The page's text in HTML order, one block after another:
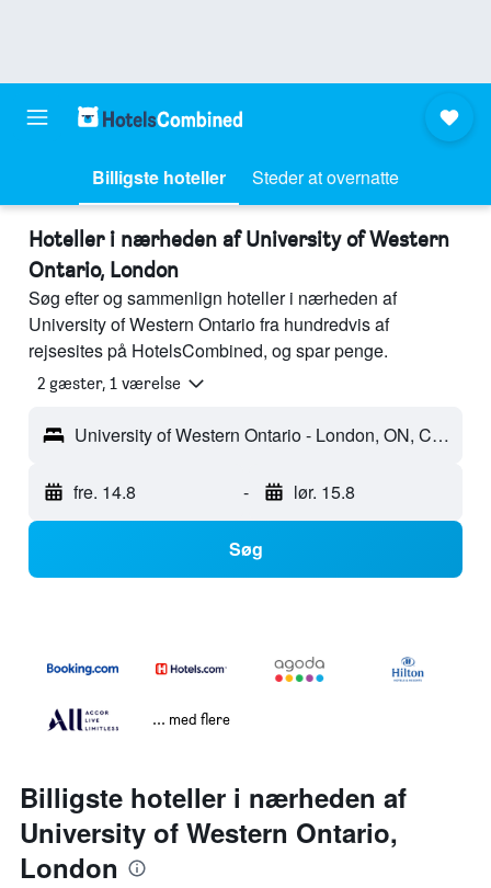
Billigste hoteller Steder at overnatte
Hoteller i nærheden af University of Western
Ontario, London
Søg efter og sammenlign hoteller i nærheden af
University of Western Ontario fra hundredvis af
rejsesites på HotelsCombined, og spar penge.
2 gæster, 1 værelse
University of Western Ontario - London, ON, Canada
fre. 14.8 - lør. 15.8
Søg
... med flere
Billigste hoteller i nærheden af
University of Western Ontario,
London